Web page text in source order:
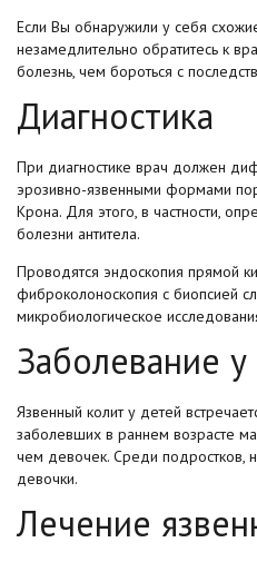
Если Вы обнаружили у себя
незамедлительно обратитесь к
болезнь, чем бороться с
Диагностика
При диагностике врач должен
эрозивно-язвенными формами
Крона. Для этого, в частности,
болезни антитела.
Проводятся эндоскопия прямой
фиброколоноскопия с биопсией
микробиологическое
Заболевание
Язвенный колит у детей
заболевших в раннем возрасте
чем девочек. Среди подростков,
девочки.
Лечение